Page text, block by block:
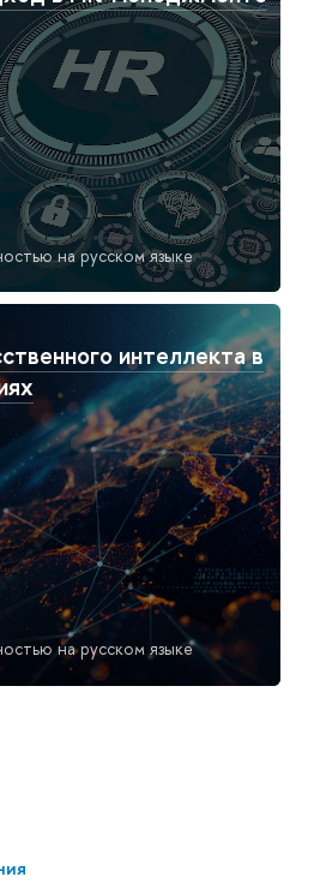
на русском языке
интеллекта в
на русском языке